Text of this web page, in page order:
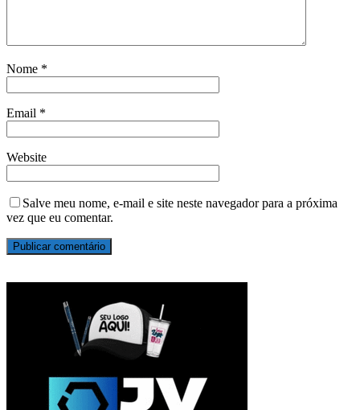
Nome *
Email *
Website
Salve meu nome, e-mail e site neste navegador para a próxima
vez que eu comentar.